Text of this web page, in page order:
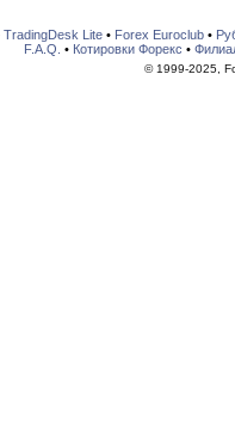
TradingDesk Lite• Forex Euroclub•
F.A.Q. • Котировки Форекс •
© 1999-2025,